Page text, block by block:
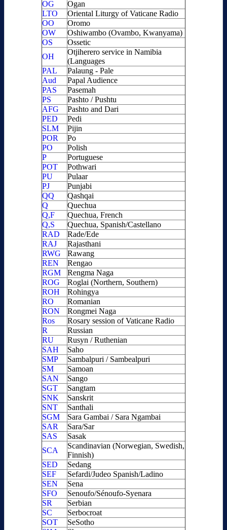
OG
Ogan
LTO
Oriental Liturgy of Vaticane Radio
OO
Oromo
OW
Oshiwambo (Ovambo, Kwanyama)
OS
Ossetic
OH
Otjiherero service in Namibia
(Languages
PAL
Palaung - Pale
Aud
Papal Audience
PAS
Pasemah
PS
Pashto / Pushtu
AFG
Pashto and Dari
PED
Pedi
SLM
Pijin
POR
Po
PO
Polish
P
Portuguese
POT
Pothwari
PU
Pulaar
PJ
Punjabi
QQ
Qashqai
Q
Quechua
Q,F
Quechua, French
Q,S
Quechua, Spanish/Castellano
RAD
Rade/Ede
RAJ
Rajasthani
RWG
Rawang
REN
Rengao
RGM
Rengma Naga
ROG
Roglai (Northern, Southern)
ROH
Rohingya
RO
Romanian
RON
Rongmei Naga
Ros
Rosary session of Vaticane Radio
R
Russian
RU
Rusyn / Ruthenian
SAH
Saho
SMP
Sambalpuri / Sambealpuri
SM
Samoan
SAN
Sango
SGT
Sangtam
SNK
Sanskrit
SNT
Santhali
SGM
Sara Gambai / Sara Ngambai
SAR
Sara/Sar
SAS
Sasak
SCA
Scandinavian (Norwegian, Swedish,
Finnish)
SED
Sedang
SEF
Sefardi/Judeo Spanish/Ladino
SEN
Sena
SFO
Senoufo/Sénoufo-Syenara
SR
Serbian
SC
Serbocroat
SOT
SeSotho